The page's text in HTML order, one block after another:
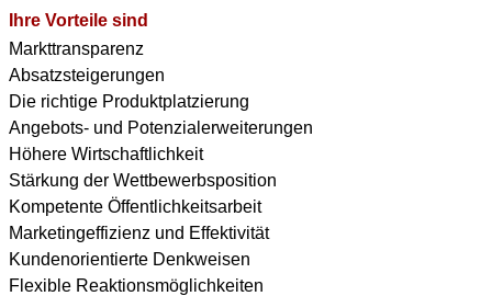
Ihre Vorteile sind
Markttransparenz
Absatzsteigerungen
Die richtige Produktplatzierung
Angebots- und Potenzialerweiterungen
Höhere Wirtschaftlichkeit
Stärkung der Wettbewerbsposition
Kompetente Öffentlichkeitsarbeit
Marketingeffizienz und Effektivität
Kundenorientierte Denkweisen
Flexible Reaktionsmöglichkeiten